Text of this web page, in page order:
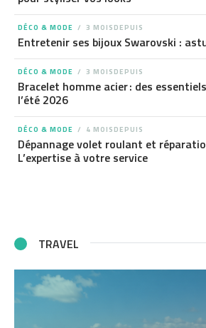
DÉCO & MODE 3 MOISDEPUIS
Entretenir ses bijoux Swarovski :
DÉCO & MODE 3 MOISDEPUIS
Bracelet homme acier : des
l’été 2026
DÉCO & MODE 4 MOISDEPUIS
Dépannage volet roulant et
L’expertise à votre service
TRAVEL